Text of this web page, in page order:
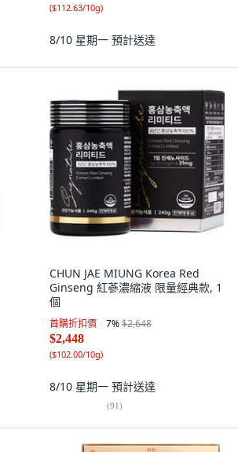
($112.63/10g)
8/10 星期一 預計送達
CHUN JAE MIUNG Korea Red
Ginseng 紅蔘濃縮液 限量經典款, 1
個
首購折扣價 7%$2,648
$2,448
($102.00/10g)
8/10 星期一 預計送達
(91)